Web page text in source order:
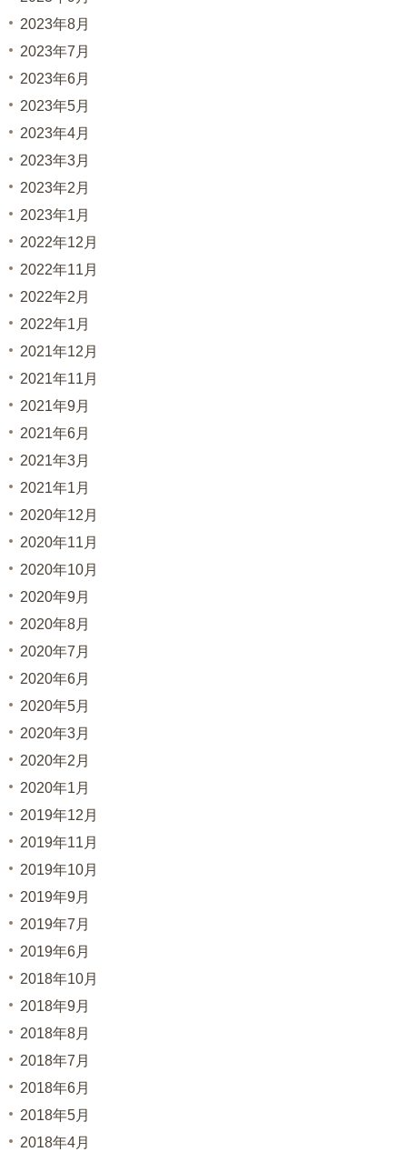
2023年8月
2023年7月
2023年6月
2023年5月
2023年4月
2023年3月
2023年2月
2023年1月
2022年12月
2022年11月
2022年2月
2022年1月
2021年12月
2021年11月
2021年9月
2021年6月
2021年3月
2021年1月
2020年12月
2020年11月
2020年10月
2020年9月
2020年8月
2020年7月
2020年6月
2020年5月
2020年3月
2020年2月
2020年1月
2019年12月
2019年11月
2019年10月
2019年9月
2019年7月
2019年6月
2018年10月
2018年9月
2018年8月
2018年7月
2018年6月
2018年5月
2018年4月